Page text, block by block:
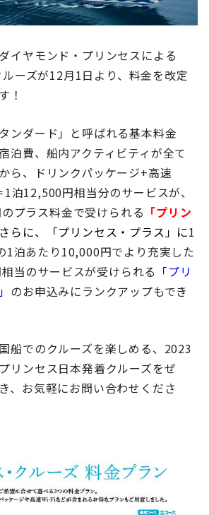
イヤモンド・プリンセスによる
ーズが12月1日より、料金を改定
！
ンダード」と呼ばれる基本料金
泊費、船内アクティビティが全て
ら、
ドリンクパッケージ+高速
泊12,500円相当分のサービスが、
プラス料金で受けられる 「プリン
さらに、「プリンセス・プラス」に1
1泊あたり10,000円でより充実した
当のサービスが受けられる 「プリ
のお申込みにランクアップもでき
船でのクルーズを楽しめる、2023
リンセス日本発着クルーズをぜ
、お気軽にお問い合わせくださ